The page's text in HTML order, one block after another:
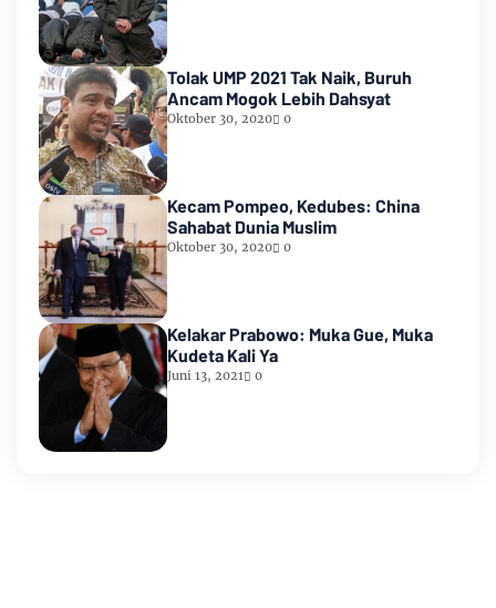
Tolak UMP 2021 Tak Naik, Buruh
Ancam Mogok Lebih Dahsyat
Oktober 30, 2020 0
Kecam Pompeo, Kedubes: China
Sahabat Dunia Muslim
Oktober 30, 2020 0
Kelakar Prabowo: Muka Gue, Muka
Kudeta Kali Ya
Juni 13, 2021 0